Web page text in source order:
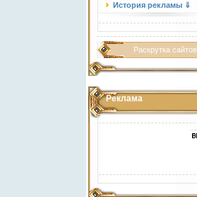
История рекламы ⇓
Раскрутка сайтов
Реклама